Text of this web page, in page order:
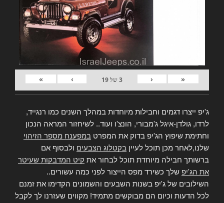
«
‹
3של19
›
»
ג'יפ ייצרו דגמים וחבילות מיוחדות במהלך השנים כמו רנגייד,
לרדו, גולדן-איגל ג'מבורי, הונצ'ו ועוד.. לשיחזור המראה הנכון
וחתימת שיפוץ הג'יפ בדוק את המפרט במפענח מספר הזיהוי
שלנו,לאחר מכן תוכל לעיין בקטלוג הצבעים ולבסוף אם
ברשותך חבילה מיוחדת תוכל לבחור את קיט המדבקות שעיטר
את הג'יפ שלך כשירד מפס הייצור לפני כמה עשורים..
השילובים של ג'יפ בשנות השבעים והשמונים הקדימו את זמנם
לכל הדעות וכיום הם מבוקשים מתמיד! מקווים שעזרנו לך לקבל